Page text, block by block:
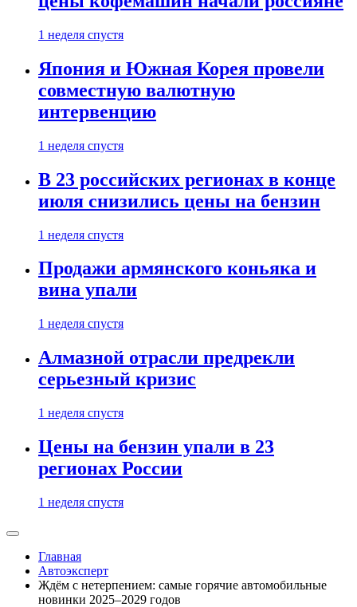
1 неделя спустя
Япония и Южная Корея провели
совместную валютную
интервенцию
1 неделя спустя
В 23 российских регионах в конце
июля снизились цены на бензин
1 неделя спустя
Продажи армянского коньяка и
вина упали
1 неделя спустя
Алмазной отрасли предрекли
серьезный кризис
1 неделя спустя
Цены на бензин упали в 23
регионах России
1 неделя спустя
Главная
Автоэксперт
Ждём с нетерпением: самые горячие автомобильные
новинки 2025–2029 годов